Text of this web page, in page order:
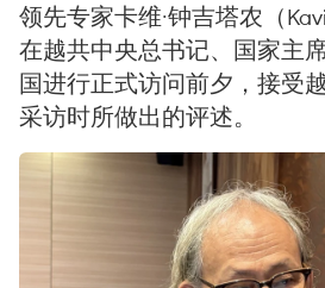
领先专家卡维·钟吉塔农（Kavi
在越共中央总书记、国家主
国进行正式访问前夕，接受
采访时所做出的评述。